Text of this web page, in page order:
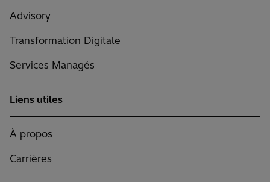
Advisory
Transformation Digitale
Services Managés
Liens utiles
À propos
Carrières